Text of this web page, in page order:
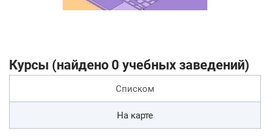
Курсы (найдено 0 учебных заведений)
Списком
На карте